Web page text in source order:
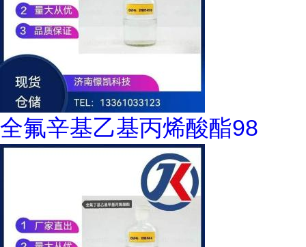
全氟辛基乙基丙烯酸酯98